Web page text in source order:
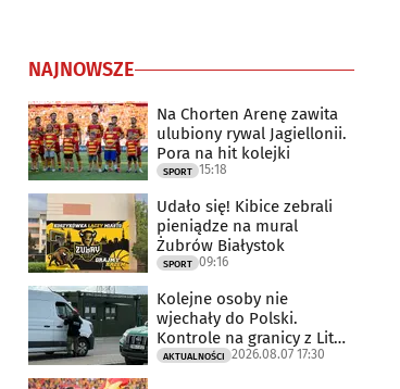
NAJNOWSZE
Na Chorten Arenę zawita
ulubiony rywal Jagiellonii.
Pora na hit kolejki
SPORT 15:18
Udało się! Kibice zebrali
pieniądze na mural
Żubrów Białystok
SPORT 09:16
Kolejne osoby nie
wjechały do Polski.
Kontrole na granicy z Litwą
trwają
AKTUALNOŚCI 2026.08.07 17:30